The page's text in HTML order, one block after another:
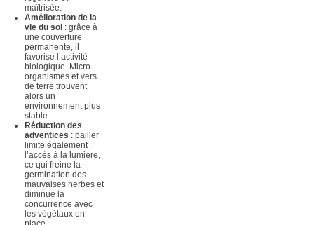
maîtrisée.
Amélioration de la
vie du sol : grâce à
une couverture
permanente, il
favorise l’activité
biologique. Micro-
organismes et vers
de terre trouvent
alors un
environnement plus
stable.
Réduction des
adventices : pailler
limite également
l’accès à la lumière,
ce qui freine la
germination des
mauvaises herbes et
diminue la
concurrence avec
les végétaux en